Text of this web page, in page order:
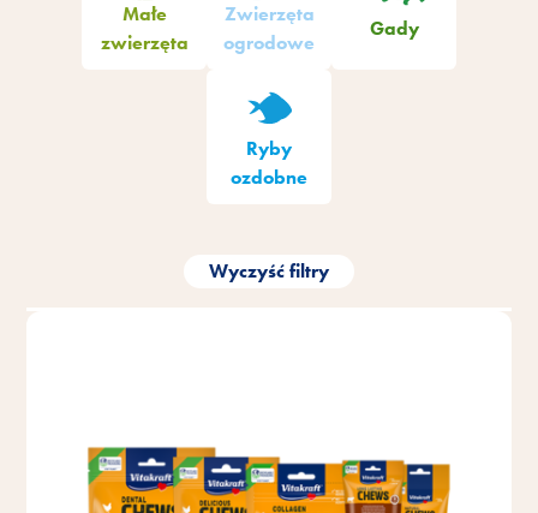
Małe
zwierzęta
Zwierzęta
ogrodowe
Gady
Ryby
ozdobne
Wyczyść filtry